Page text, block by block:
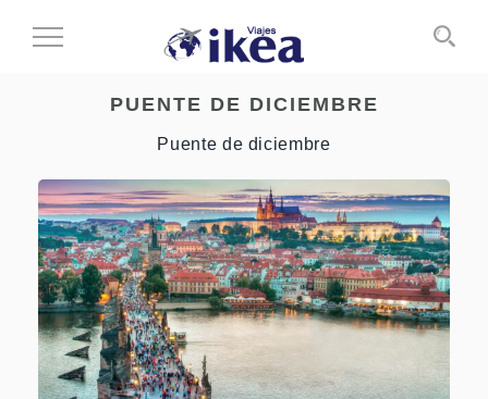
Cambiar
PUENTE DE DICIEMBRE
Puente de diciembre